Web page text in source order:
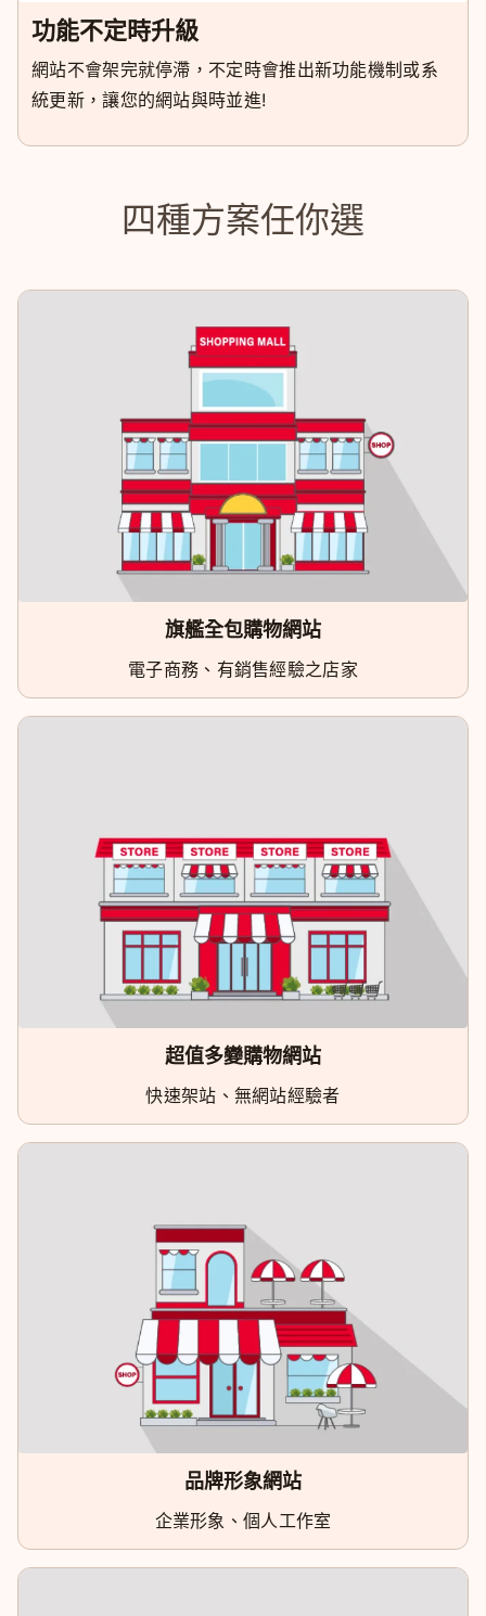
功能不定時升級
網站不會架完就停滯，不定時會推出新功能機制或系
統更新，讓您的網站與時並進!
四種方案任你選
旗艦全包購物網站
電子商務、有銷售經驗之店家
超值多變購物網站
快速架站、無網站經驗者
品牌形象網站
企業形象、個人工作室